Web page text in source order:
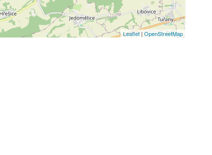
Leaflet| OpenStreetMap